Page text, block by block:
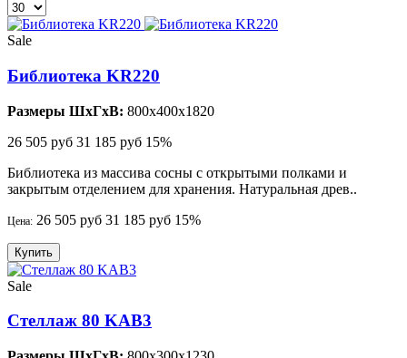
Sale
Библиотека KR220
Размеры ШхГхВ: 800x400x1820
26 505 руб 31 185 руб 15%
Библиотека из массива сосны с открытыми полками и
закрытым отделением для хранения. Натуральная древ..
Цена: 26 505 руб 31 185 руб 15%
Купить
Sale
Стеллаж 80 KAB3